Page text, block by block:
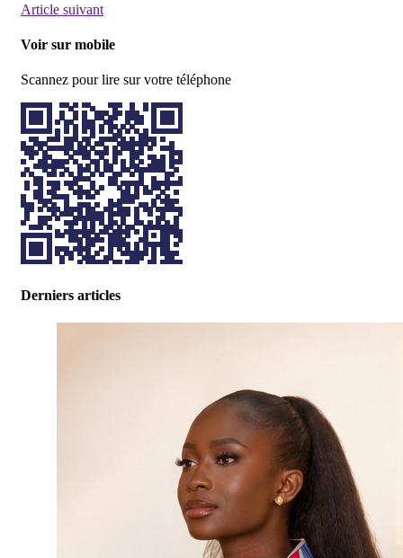
Article suivant
Voir sur mobile
Scannez pour lire sur votre téléphone
Derniers articles